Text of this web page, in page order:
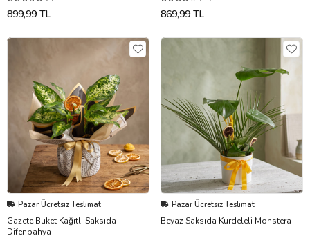
899,99 TL 869,99 TL
Pazar Ücretsiz Teslimat
Gazete Buket Kağıtlı Saksıda
Difenbahya
Pazar Ücretsiz Teslimat
Beyaz Saksıda Kurdeleli Monstera